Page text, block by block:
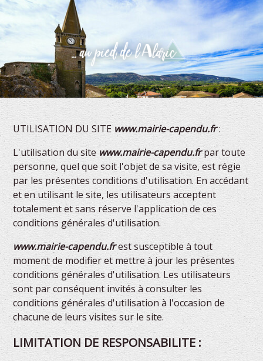
UTILISATION DU SITE www.mairie-capendu.fr:
L'utilisation du sitewww.mairie-capendu.frpar toute
personne, quel que soit l'objet de sa visite, est régie
par les présentes conditions d'utilisation. En accédant
et en utilisant le site, les utilisateurs acceptent
totalement et sans réserve l'application de ces
conditions générales d'utilisation.
www.mairie-capendu.frest susceptible à tout
moment de modifier et mettre à jour les présentes
conditions générales d'utilisation. Les utilisateurs
sont par conséquent invités à consulter les
conditions générales d'utilisation à l'occasion de
chacune de leurs visites sur le site.
LIMITATION DE RESPONSABILITE :